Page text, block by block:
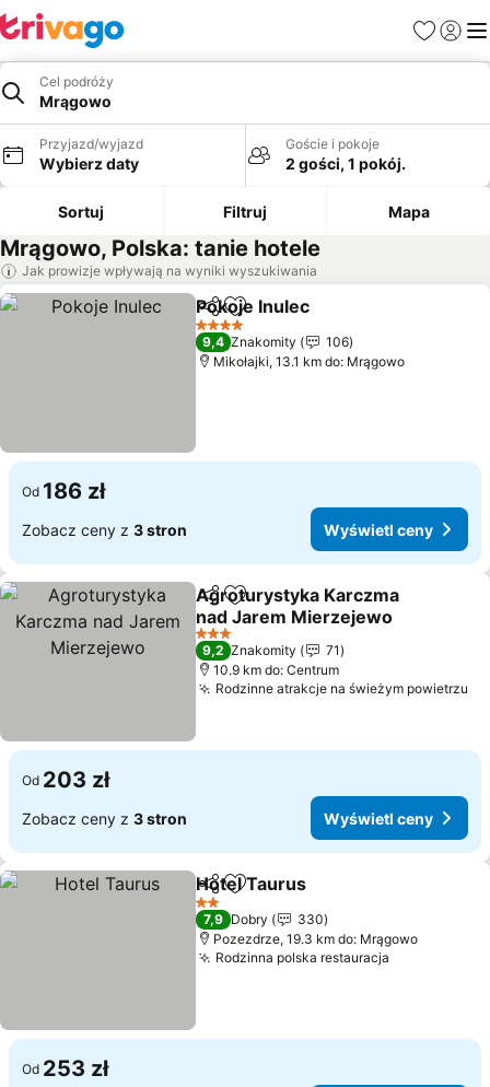
Ulubione
Cel podróży
Mrągowo
Przyjazd/wyjazd
Wybierz daty
Goście i pokoje
2 gości, 1 pokój.
Sortuj Filtruj Mapa
Mrągowo, Polska: tanie hotele
Jak prowizje wpływają na wyniki wyszukiwania
Udostępnij
Dodaj do ulubionych
Pokoje Inulec
4 Kategoria
9,4 Znakomity
106
Mikołajki, 13.1 km do: Mrągowo
Od 186 zł
Zobacz ceny z 3 stron Wyświetl ceny
Udostępnij
Dodaj do ulubionych
Agroturystyka Karczma
nad Jarem Mierzejewo
3 Kategoria
9,2 Znakomity
71
10.9 km do: Centrum
Rodzinne atrakcje na świeżym powietrzu
Od 203 zł
Zobacz ceny z 3 stron Wyświetl ceny
Udostępnij
Dodaj do ulubionych
Hotel Taurus
2 Kategoria
7,9 Dobry
330
Pozezdrze, 19.3 km do: Mrągowo
Rodzinna polska restauracja
Od 253 zł